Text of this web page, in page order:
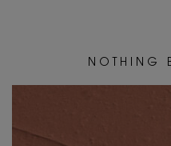
N O T H I N G